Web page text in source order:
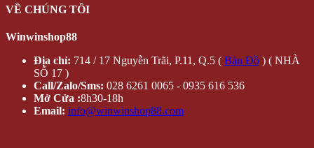
VỀ CHÚNG TÔI
Winwinshop88
Địa chỉ: 714 / 17 Nguyễn Trãi, P.11, Q.5 ( Bản Đồ ) ( NHÀ
SỐ 17 )
Call/Zalo/Sms: 028 6261 0065 - 0935 616 536
Mở Cửa :8h30-18h
Email: info@winwinshop88.com